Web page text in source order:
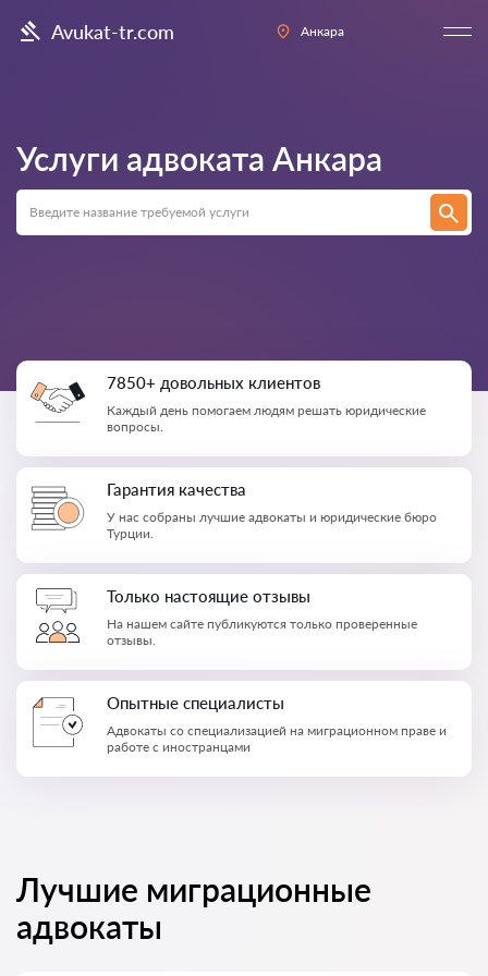
Avukat-tr.com Анкара
Услуги адвоката Анкара
7850+ довольных клиентов
Каждый день помогаем людям решать юридические
вопросы.
Гарантия качества
У нас собраны лучшие адвокаты и юридические бюро
Турции.
Только настоящие отзывы
На нашем сайте публикуются только проверенные
отзывы.
Опытные специалисты
Адвокаты со специализацией на миграционном праве и
работе с иностранцами
Лучшие миграционные
адвокаты